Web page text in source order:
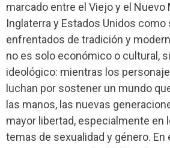
marcado entre el Viejo y el Nuevo
Inglaterra y Estados Unidos
enfrentados de tradición y
no es solo económico o cultural,
ideológico: mientras los
luchan por sostener un mundo
las manos, las nuevas
mayor libertad, especialmente en
temas de sexualidad y género. En